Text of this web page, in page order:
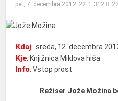
pet, 7. decembra 2012 1.312
Kdaj: sreda, 12. decembra
Kje: Knjižnica Miklova hiša
Info: Vstop prost
Režiser Jože Možina